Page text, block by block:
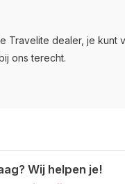
Travelite dealer, je kunt
ons terecht.
Wij helpen je!